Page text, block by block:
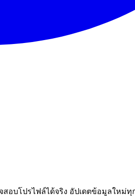
อบโปรไฟล์ได้จริง อัปเดตข้อมูลใหม่ทุ